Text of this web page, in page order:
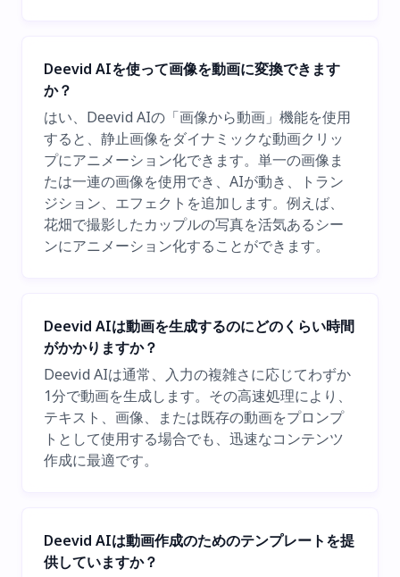
Deevid AIを使って画像を動画に変換できます
か？
はい、Deevid AIの「画像から動画」機能を使用
すると、静止画像をダイナミックな動画クリッ
プにアニメーション化できます。単一の画像ま
たは一連の画像を使用でき、AIが動き、トラン
ジション、エフェクトを追加します。例えば、
花畑で撮影したカップルの写真を活気あるシー
ンにアニメーション化することができます。
Deevid AIは動画を生成するのにどのくらい時間
がかかりますか？
Deevid AIは通常、入力の複雑さに応じてわずか
1分で動画を生成します。その高速処理により、
テキスト、画像、または既存の動画をプロンプ
トとして使用する場合でも、迅速なコンテンツ
作成に最適です。
Deevid AIは動画作成のためのテンプレートを提
供していますか？